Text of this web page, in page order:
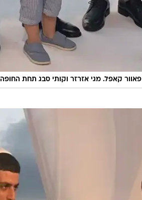
פאוור קאפל. מגי אזרזר וקותי סבג תחת החופה